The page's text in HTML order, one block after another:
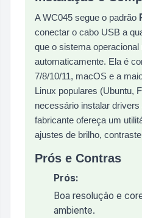
A WC045 segue o padrão
conectar o cabo USB a
que o sistema
automaticamente. Ela é
7/8/10/11, macOS e a
Linux populares (Ubuntu,
necessário instalar
fabricante ofereça um
ajustes de brilho,
Prós e Contras
Prós:
Boa resolução e
ambiente.